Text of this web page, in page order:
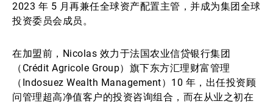
2023 年 5 月再兼任全球资产配置主管，并成为集团全球
投资委员会成员。
在加盟前，Nicolas 效力于法国农业信贷银行集团
（Crédit Agricole Group）旗下东方汇理财富管理
（Indosuez Wealth Management）10 年，出任投资顾
问管理超高净值客户的投资咨询组合，而在从业之初在